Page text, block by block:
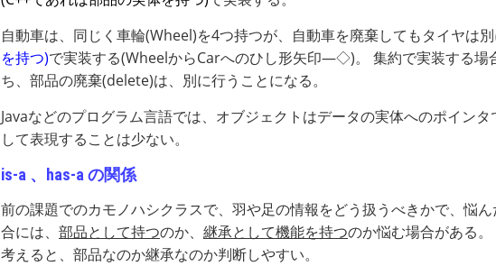
自動車は、同じく車輪(Wheel)を4つ持つが、自動車を廃棄してもタイヤは別
を持つ)で実装する(WheelからCarへのひし形矢印―◇)。 集約で実装する場
ち、部品の廃棄(delete)は、別に行うことになる。
Javaなどのプログラム言語では、オブジェクトはデータの実体へのポイン
して表現することは少ない。
is-a 、has-a の関係
前の課題でのカモノハシクラスで、羽や足の情報をどう扱うべきかで、悩
合には、 部品として持つのか、 継承として機能を持つのか悩む場合がある。
考えると、部品なのか継承なのか判断しやすい。